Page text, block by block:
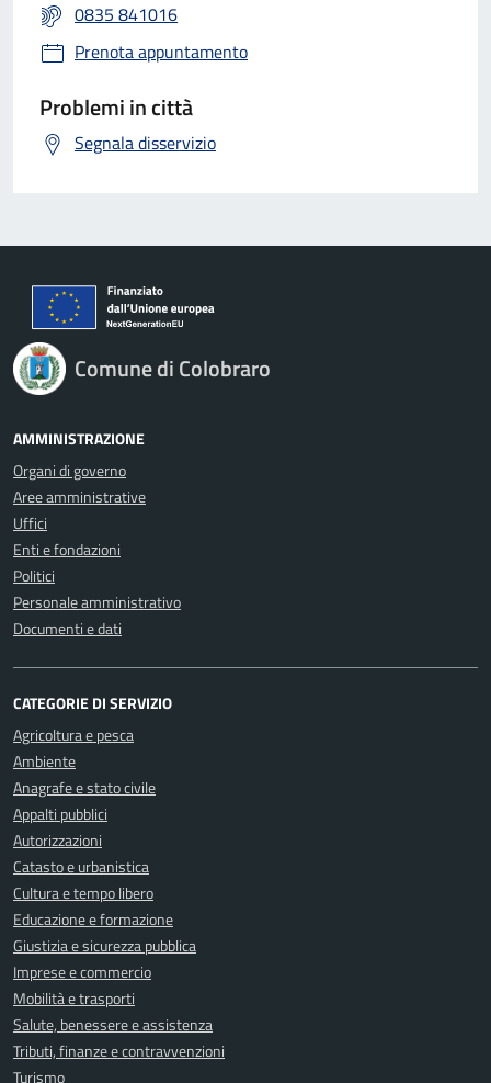
0835 841016
Prenota appuntamento
Problemi in città
Segnala disservizio
Comune di Colobraro
AMMINISTRAZIONE
Organi di governo
Aree amministrative
Uffici
Enti e fondazioni
Politici
Personale amministrativo
Documenti e dati
CATEGORIE DI SERVIZIO
Agricoltura e pesca
Ambiente
Anagrafe e stato civile
Appalti pubblici
Autorizzazioni
Catasto e urbanistica
Cultura e tempo libero
Educazione e formazione
Giustizia e sicurezza pubblica
Imprese e commercio
Mobilità e trasporti
Salute, benessere e assistenza
Tributi, finanze e contravvenzioni
Turismo